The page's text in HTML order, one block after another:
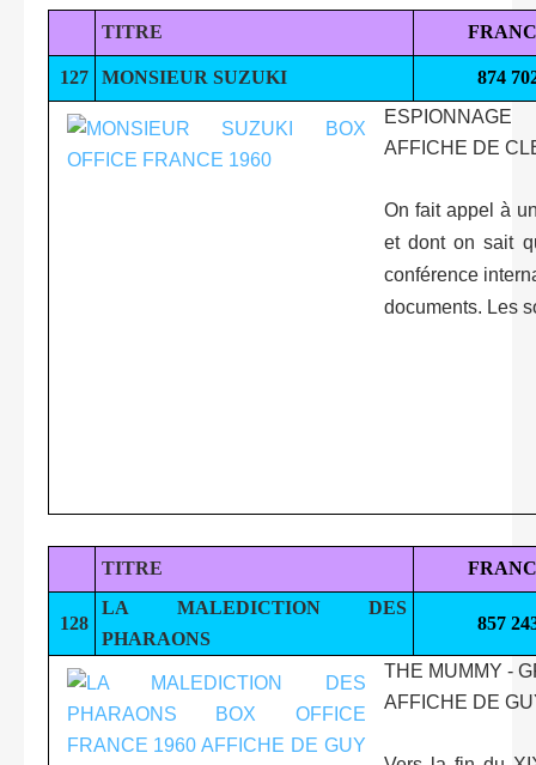
TITRE
127 MONSIEUR SUZUKI
874
ESPIONNAGE
AFFICHE DE
On fait appel à
et dont on sait
conférence
documents. Les
TITRE
128
LA MALEDICTION DES
PHARAONS
857
THE MUMMY -
AFFICHE DE